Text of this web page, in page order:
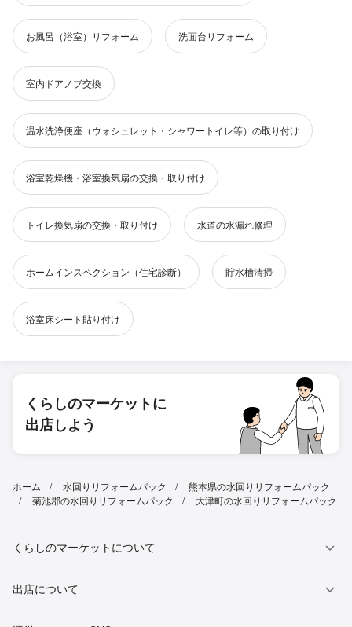
お風呂（浴室）リフォーム 洗面台リフォーム
室内ドアノブ交換
温水洗浄便座（ウォシュレット・シャワートイレ等）の取り付け
浴室乾燥機・浴室換気扇の交換・取り付け
トイレ換気扇の交換・取り付け 水道の水漏れ修理
ホームインスペクション（住宅診断） 貯水槽清掃
浴室床シート貼り付け
くらしのマーケットに
出店しよう
ホーム 水回りリフォームパック
熊本県の水回りリフォームパック
菊池郡の水回りリフォームパック
大津町の水回りリフォームパック
くらしのマーケットについて
出店について